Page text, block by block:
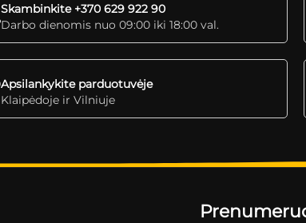
Skambinkite +370 629 922 90
Darbo dienomis nuo 09:00 iki 18:00 val.
Apsilankykite parduotuvėje
Klaipėdoje ir Vilniuje